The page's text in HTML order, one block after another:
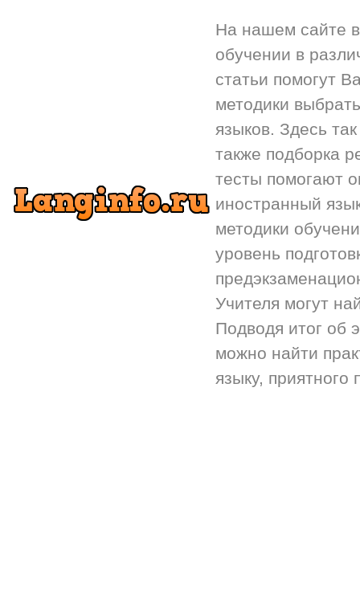
На нашем сайте
обучении в
статьи помогут
методики
языков. Здесь
также подборка
тесты помогают
иностранный
методики
уровень
Учителя могут
Подводя итог об
можно найти
языку,